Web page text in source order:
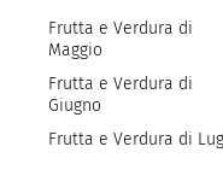
Frutta e Verdura di
Maggio
Frutta e Verdura di
Giugno
Frutta e Verdura di